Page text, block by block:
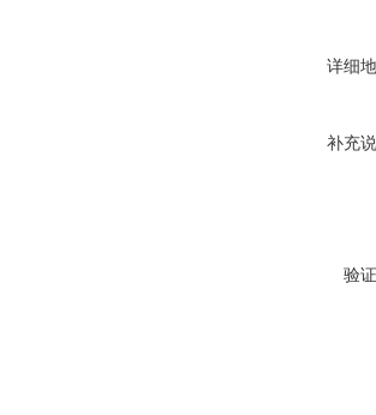
详细
补充
验